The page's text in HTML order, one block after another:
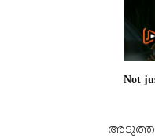
Not
അടുത്ത